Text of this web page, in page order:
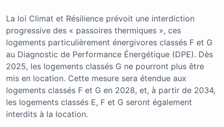
La loi Climat et Résilience prévoit une interdiction
progressive des « passoires thermiques », ces
logements particulièrement énergivores classés F et G
au Diagnostic de Performance Énergétique (DPE). Dès
2025, les logements classés G ne pourront plus être
mis en location. Cette mesure sera étendue aux
logements classés F et G en 2028, et, à partir de 2034,
les logements classés E, F et G seront également
interdits à la location.